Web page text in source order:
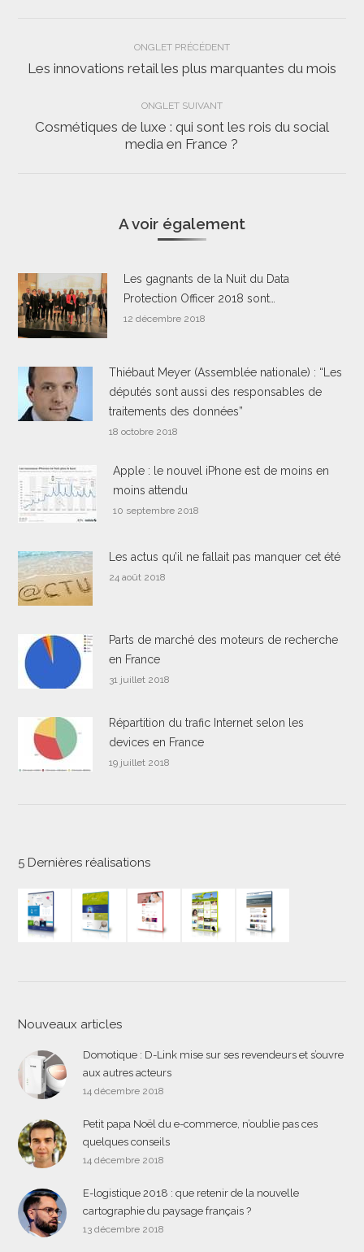
Navigation
de
commentaire
ONGLET PRÉCÉDENT
Onglet
Les innovations retail les plus marquantes du mois
ONGLET SUIVANT
Onglet
Cosmétiques de luxe : qui sont les rois du social
media en France ?
A voir également
Les gagnants de la Nuit du Data
Protection Officer 2018 sont…
12 décembre 2018
Thiébaut Meyer (Assemblée nationale) : “Les
députés sont aussi des responsables de
traitements des données”
18 octobre 2018
Apple : le nouvel iPhone est de moins en
moins attendu
10 septembre 2018
Les actus qu’il ne fallait pas manquer cet été
24 août 2018
Parts de marché des moteurs de recherche
en France
31 juillet 2018
Répartition du trafic Internet selon les
devices en France
19 juillet 2018
5 Dernières réalisations
Nouveaux articles
Domotique : D-Link mise sur ses revendeurs et s’ouvre
aux autres acteurs
14 décembre 2018
Petit papa Noël du e-commerce, n’oublie pas ces
quelques conseils
14 décembre 2018
E-logistique 2018 : que retenir de la nouvelle
cartographie du paysage français ?
13 décembre 2018